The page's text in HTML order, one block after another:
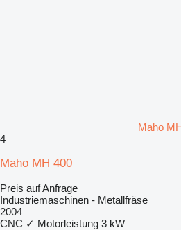
Maho
4
Maho MH 400
Preis auf Anfrage
Industriemaschinen - Metallfräse
2004
CNC ✓ Motorleistung 3 kW